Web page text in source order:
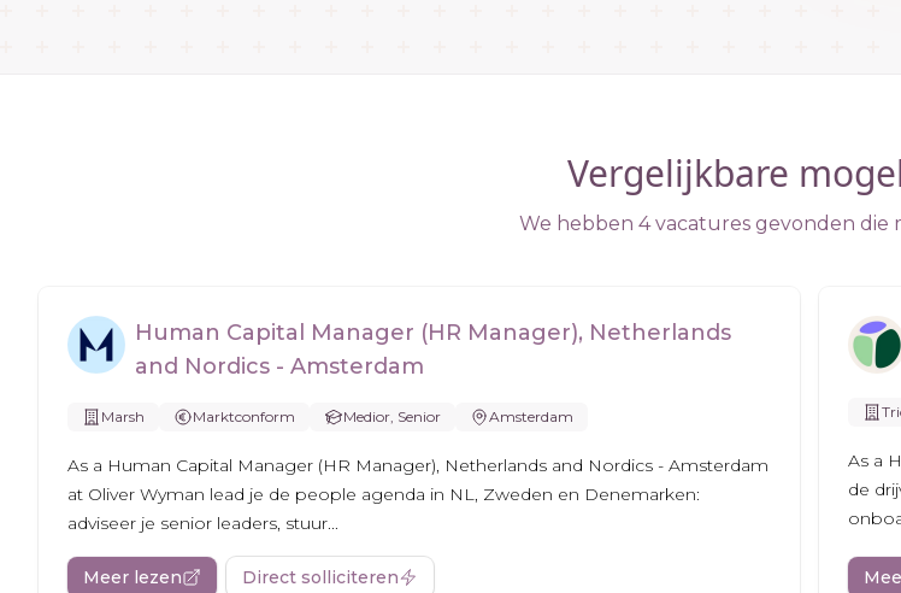
Vergelijkbare
We hebben 4 vacatures gevonden die
Human Capital Manager (HR Manager), Netherlands
and Nordics - Amsterdam
Marsh Marktconform Medior, Senior Amsterdam
As a Human Capital Manager (HR Manager), Netherlands and Nordics - Amsterdam
at Oliver Wyman lead je de people agenda in NL, Zweden en Denemarken:
adviseer je senior leaders, stuur...
Meer lezen Direct solliciteren
As a
de